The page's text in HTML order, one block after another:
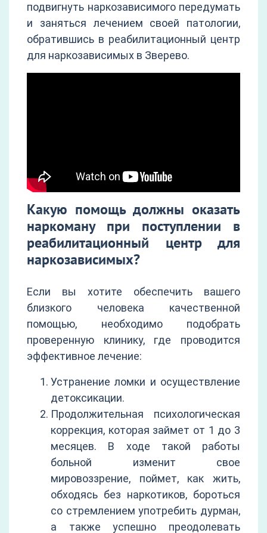
подвигнуть наркозависимого передумать
и заняться лечением своей патологии,
обратившись в реабилитационный центр
для наркозависимых в Зверево.
Какую помощь должны оказать
наркоману при поступлении в
реабилитационный центр для
наркозависимых?
Если вы хотите обеспечить вашего
близкого человека качественной
помощью, необходимо подобрать
проверенную клинику, где проводится
эффективное лечение:
Устранение ломки и осуществление
детоксикации.
Продолжительная психологическая
коррекция, которая займет от 1 до 3
месяцев. В ходе такой работы
больной изменит свое
мировоззрение, поймет, как жить,
обходясь без наркотиков, бороться
со стремлением употребить дурман,
а также успешно преодолевать